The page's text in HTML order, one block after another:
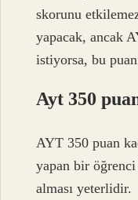
skorunu
yapacak, ancak
istiyorsa, bu
Ayt 350
AYT 350 puan
yapan bir
alması yeterlidir.